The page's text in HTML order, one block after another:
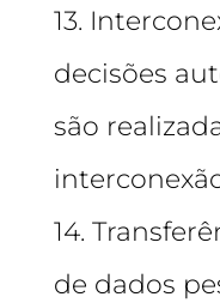
13.
decisões
são
14.
de dados